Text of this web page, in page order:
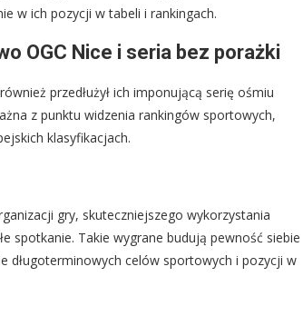
w ich pozycji w tabeli i rankingach.
OGC Nice i seria bez porażki
przedłużył ich imponującą serię ośmiu
z punktu widzenia rankingów sportowych,
klasyfikacjach.
gry, skuteczniejszego wykorzystania
spotkanie. Takie wygrane budują pewność siebie
długoterminowych celów sportowych i pozycji w